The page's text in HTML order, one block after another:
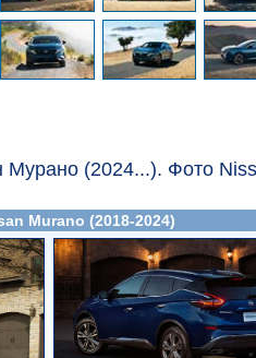
Мурано (2024...). Фото
Murano (2018-2024)